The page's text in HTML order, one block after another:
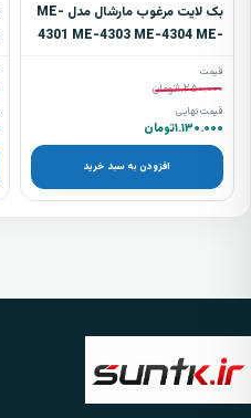
بک لایت مرغوب مارشال مدل ME-
4301 ME-4303 ME-4304 ME-
قیمت
۱.۲۵۰.۰۰۰تومان
قیمت نهایی
۱.۱۳۰.۰۰۰تومان
افزودن به سبد خرید